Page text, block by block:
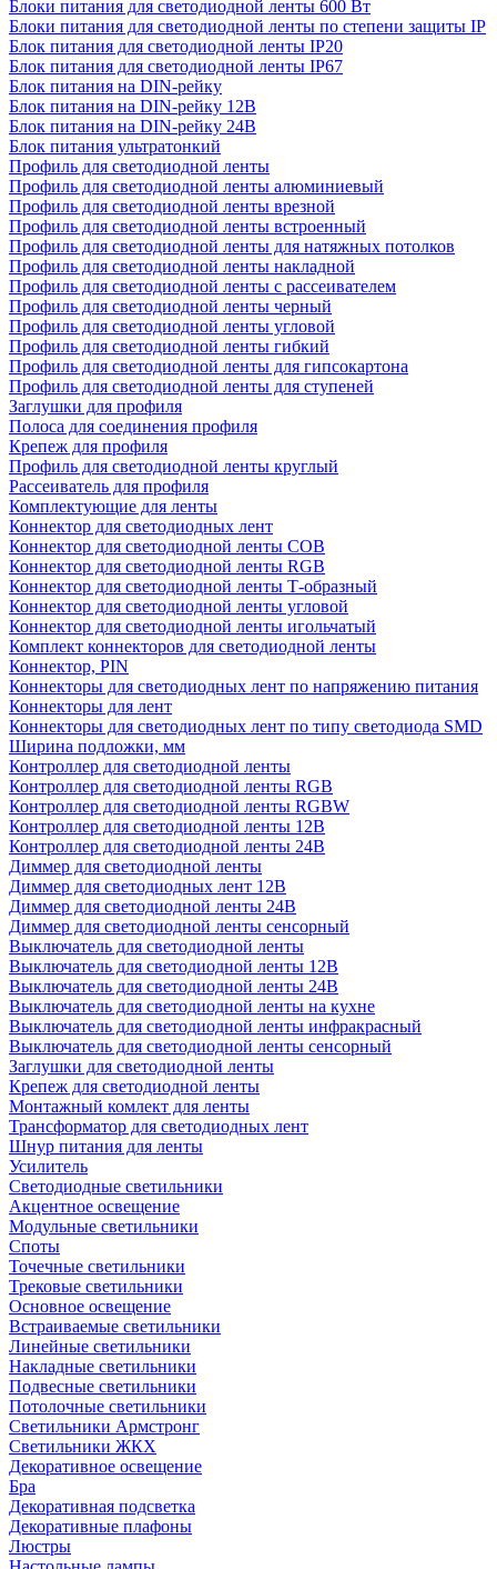
Блоки питания для светодиодной ленты 600 Вт
Блоки питания для светодиодной ленты по степени защиты IP
Блок питания для светодиодной ленты IP20
Блок питания для светодиодной ленты IP67
Блок питания на DIN-рейку
Блок питания на DIN-рейку 12В
Блок питания на DIN-рейку 24В
Блок питания ультратонкий
Профиль для светодиодной ленты
Профиль для светодиодной ленты алюминиевый
Профиль для светодиодной ленты врезной
Профиль для светодиодной ленты встроенный
Профиль для светодиодной ленты для натяжных потолков
Профиль для светодиодной ленты накладной
Профиль для светодиодной ленты с рассеивателем
Профиль для светодиодной ленты черный
Профиль для светодиодной ленты угловой
Профиль для светодиодной ленты гибкий
Профиль для светодиодной ленты для гипсокартона
Профиль для светодиодной ленты для ступеней
Заглушки для профиля
Полоса для соединения профиля
Крепеж для профиля
Профиль для светодиодной ленты круглый
Рассеиватель для профиля
Комплектующие для ленты
Коннектор для светодиодных лент
Коннектор для светодиодной ленты COB
Коннектор для светодиодной ленты RGB
Коннектор для светодиодной ленты Т-образный
Коннектор для светодиодной ленты угловой
Коннектор для светодиодной ленты игольчатый
Комплект коннекторов для светодиодной ленты
Коннектор, PIN
Коннекторы для светодиодных лент по напряжению питания
Коннекторы для лент
Коннекторы для светодиодных лент по типу светодиода SMD
Ширина подложки, мм
Контроллер для светодиодной ленты
Контроллер для светодиодной ленты RGB
Контроллер для светодиодной ленты RGBW
Контроллер для светодиодной ленты 12В
Контроллер для светодиодной ленты 24В
Диммер для светодиодной ленты
Диммер для светодиодных лент 12В
Диммер для светодиодной ленты 24В
Диммер для светодиодной ленты сенсорный
Выключатель для светодиодной ленты
Выключатель для светодиодной ленты 12В
Выключатель для светодиодной ленты 24В
Выключатель для светодиодной ленты на кухне
Выключатель для светодиодной ленты инфракрасный
Выключатель для светодиодной ленты сенсорный
Заглушки для светодиодной ленты
Крепеж для светодиодной ленты
Монтажный комлект для ленты
Трансформатор для светодиодных лент
Шнур питания для ленты
Усилитель
Светодиодные светильники
Акцентное освещение
Модульные светильники
Споты
Точечные светильники
Трековые светильники
Основное освещение
Встраиваемые светильники
Линейные светильники
Накладные светильники
Подвесные светильники
Потолочные светильники
Светильники Армстронг
Светильники ЖКХ
Декоративное освещение
Бра
Декоративная подсветка
Декоративные плафоны
Люстры